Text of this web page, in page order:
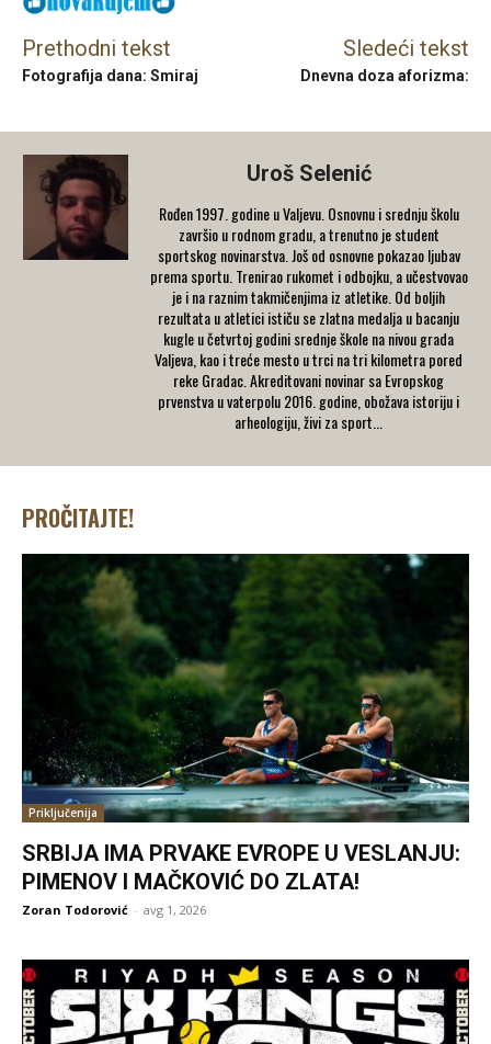
Prethodni tekst
Fotografija dana: Smiraj
Sledeći tekst
Dnevna doza aforizma:
Uroš Selenić
Rođen 1997. godine u Valjevu. Osnovnu i srednju školu
završio u rodnom gradu, a trenutno je student
sportskog novinarstva. Još od osnovne pokazao ljubav
prema sportu. Trenirao rukomet i odbojku, a učestvovao
je i na raznim takmičenjima iz atletike. Od boljih
rezultata u atletici ističu se zlatna medalja u bacanju
kugle u četvrtoj godini srednje škole na nivou grada
Valjeva, kao i treće mesto u trci na tri kilometra pored
reke Gradac. Akreditovani novinar sa Evropskog
prvenstva u vaterpolu 2016. godine, obožava istoriju i
arheologiju, živi za sport...
PROČITAJTE!
Priključenija
SRBIJA IMA PRVAKE EVROPE U VESLANJU:
PIMENOV I MAČKOVIĆ DO ZLATA!
Zoran Todorović - avg 1, 2026